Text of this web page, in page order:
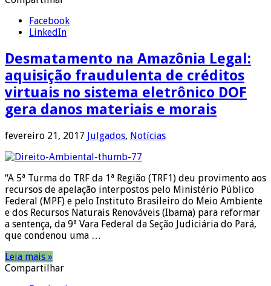
Facebook
LinkedIn
Desmatamento na Amazônia Legal:
aquisição fraudulenta de créditos
virtuais no sistema eletrônico DOF
gera danos materiais e morais
fevereiro 21, 2017 Julgados, Notícias
“A 5ª Turma do TRF da 1ª Região (TRF1) deu provimento aos
recursos de apelação interpostos pelo Ministério Público
Federal (MPF) e pelo Instituto Brasileiro do Meio Ambiente
e dos Recursos Naturais Renováveis (Ibama) para reformar
a sentença, da 9ª Vara Federal da Seção Judiciária do Pará,
que condenou uma …
Leia mais »
Compartilhar